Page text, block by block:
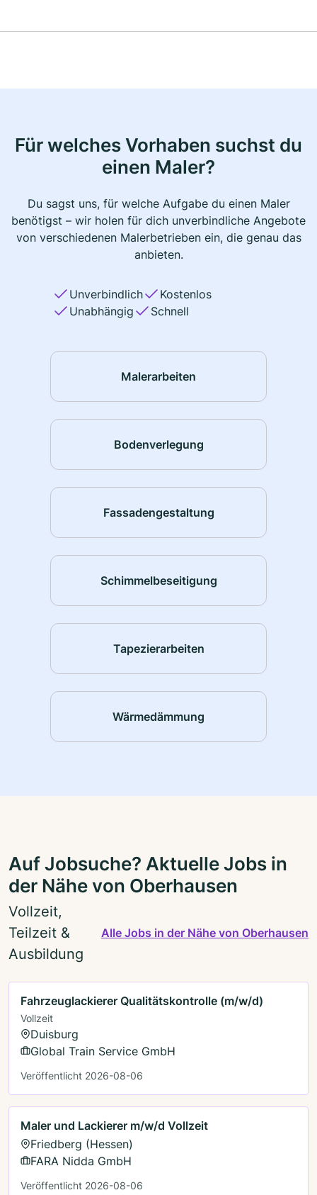
Für welches Vorhaben suchst du
einen Maler?
Du sagst uns, für welche Aufgabe du einen Maler
benötigst – wir holen für dich unverbindliche Angebote
von verschiedenen Malerbetrieben ein, die genau das
anbieten.
Unverbindlich
Kostenlos
Unabhängig
Schnell
Malerarbeiten
Bodenverlegung
Fassadengestaltung
Schimmelbeseitigung
Tapezierarbeiten
Wärmedämmung
Auf Jobsuche? Aktuelle Jobs in
der Nähe von Oberhausen
Vollzeit,
Teilzeit &
Ausbildung
Alle Jobs in der Nähe von Oberhausen
Fahrzeuglackierer Qualitätskontrolle (m/w/d)
Vollzeit
Duisburg
Global Train Service GmbH
Veröffentlicht 2026-08-06
Maler und Lackierer m/w/d Vollzeit
Friedberg (Hessen)
FARA Nidda GmbH
Veröffentlicht 2026-08-06